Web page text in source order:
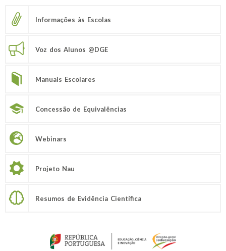
Informações às Escolas
Voz dos Alunos @DGE
Manuais Escolares
Concessão de Equivalências
Webinars
Projeto Nau
Resumos de Evidência Científica